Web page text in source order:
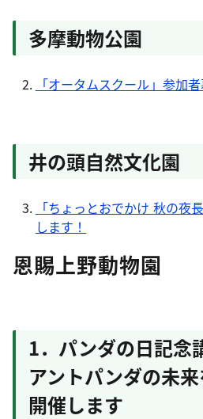
多摩動物公園
「オータムスクール」参加者
井の頭自然文化園
「ちょっとおでかけ 秋の夜
します！
恩賜上野動物園
1．パンダの日記念
アントパンダの未
開催します